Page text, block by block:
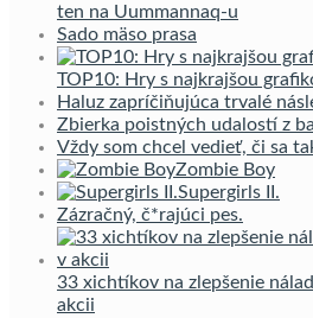
ten na Uummannaq-u
Sado mäso prasa
TOP10: Hry s najkrajšou
Haluz zapríčiňujúca trvalé
Zbierka poistných udalostí z
Vždy som chcel vedieť, či sa
Zombie Boy
Supergirls II.
Zázračný, č*rajúci pes.
33 xichtíkov na zlepšenie
akcii